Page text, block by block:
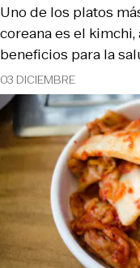
03 DICIEMBRE
Uno de los platos
coreana es el
beneficios para la